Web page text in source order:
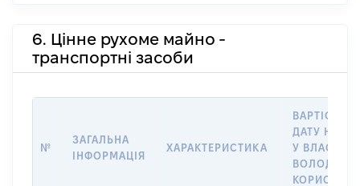
6. Цінне рухоме майно -
транспортні засоби
№
ЗАГАЛЬНА
ІНФОРМАЦІЯ
ХАРАКТЕРИСТИКА
ВАРТІСТЬ
ДАТУ
У